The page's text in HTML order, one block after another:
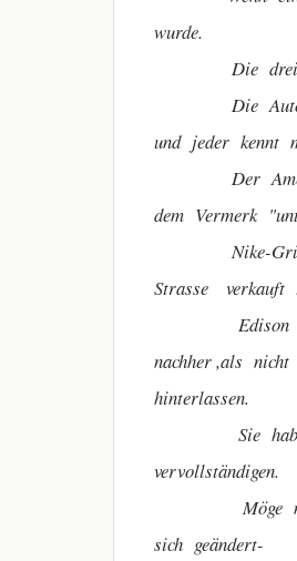
wurde.
Die drei
Die Autorin
und jeder kennt
Der
dem Vermerk
Nike-
Strasse
Edison wurde
nachher ,als
hinterlassen.
Sie haben
vervollständigen.
Möge
sich geändert-